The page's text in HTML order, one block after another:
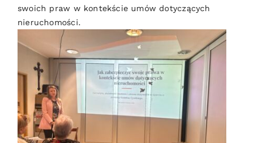
swoich praw w kontekście umów dotyczących
nieruchomości.